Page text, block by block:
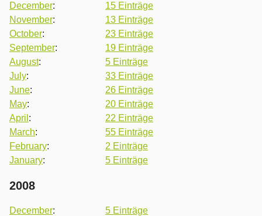
December:
15 Einträge
November:
13 Einträge
October:
23 Einträge
September:
19 Einträge
August:
5 Einträge
July:
33 Einträge
June:
26 Einträge
May:
20 Einträge
April :
22 Einträge
March:
55 Einträge
February:
2 Einträge
January: 5 Einträge
2008
December: 5 Einträge